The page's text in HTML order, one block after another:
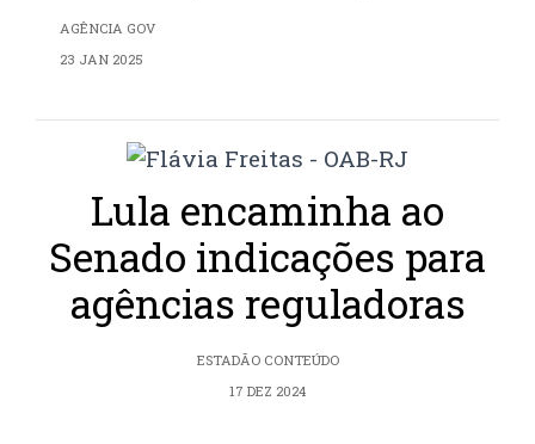
AGÊNCIA GOV
23 JAN 2025
Lula encaminha ao
Senado indicações para
agências reguladoras
ESTADÃO CONTEÚDO
17 DEZ 2024